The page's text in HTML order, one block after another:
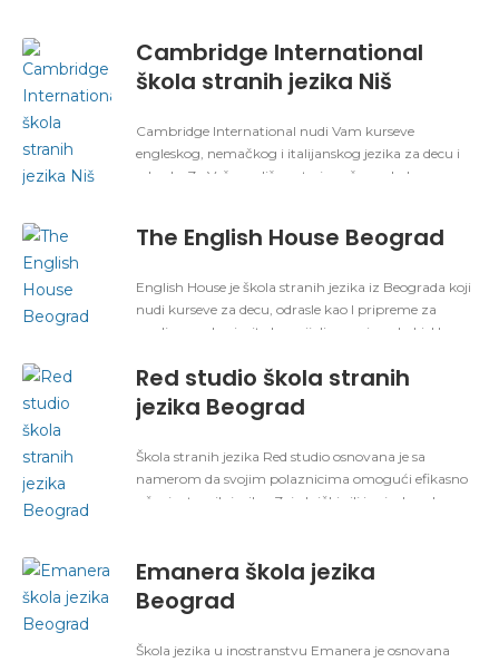
Cambridge International
škola stranih jezika Niš
Cambridge International nudi Vam kurseve
engleskog, nemačkog i italijanskog jezika za decu i
odrasle. Za Vaše mališane tu je naše englesko-
specijalizovane kurseve iz oblasti medicine, prava,
prevođenja i školu glume za najmlađe.
The English House Beograd
English House je škola stranih jezika iz Beograda koji
nudi kurseve za decu, odrasle kao I pripreme za
medjunarodne ispite I specijalizovani engleski. U
dobitna kombinacija. Prijavite se svakog meseca je
nova akcijska ponuda.
Red studio škola stranih
jezika Beograd
Škola stranih jezika Red studio osnovana je sa
namerom da svojim polaznicima omogući efikasno
učenje stranih jezika. Zajednički cilj im je da se kroz
se uče tempom koji vam odgovara i na način koji je
maksimalno prilagođen vašim potrebama.
Emanera škola jezika
Beograd
Škola jezika u inostranstvu Emanera je osnovana